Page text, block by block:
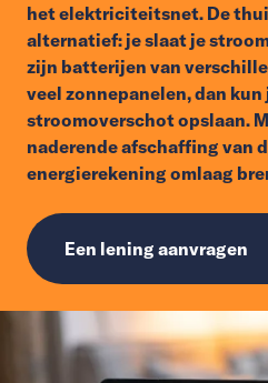
het elektriciteitsnet. De
alternatief: je slaat je
zijn batterijen van
veel zonnepanelen, dan
stroomoverschot opslaan.
naderende afschaffing van
energierekening omlaag
Een lening aanvragen